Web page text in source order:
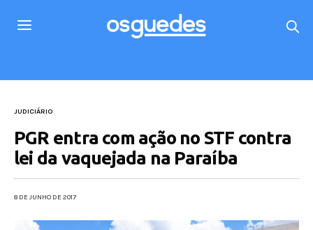
JUDICIÁRIO
PGR entra com ação no STF contra
lei da vaquejada na Paraíba
8 DE JUNHO DE 2017